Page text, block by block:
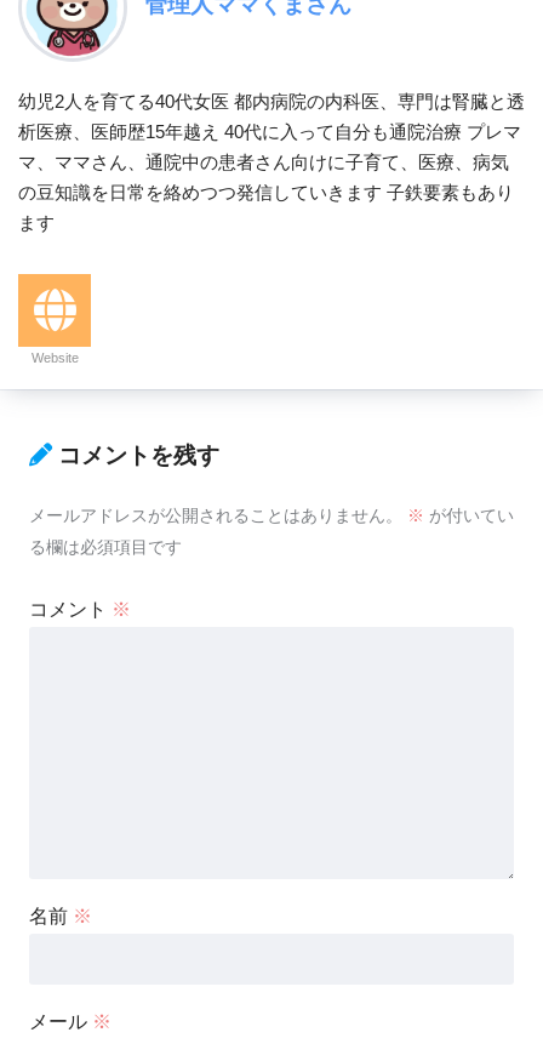
幼児2人を育てる40代女医 都内病院の内科医、専門は腎臓と透
析医療、医師歴15年越え 40代に入って自分も通院治療 プレマ
マ、ママさん、通院中の患者さん向けに子育て、医療、病気
の豆知識を日常を絡めつつ発信していきます 子鉄要素もあり
ます
Website
コメントを残す
メールアドレスが公開されることはありません。 ※ が付いてい
る欄は必須項目です
コメント ※
名前 ※
メール ※